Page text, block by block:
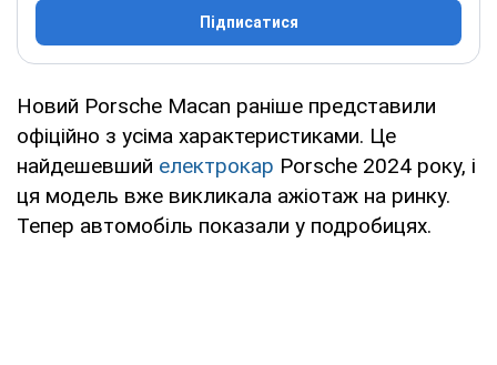
Підписатися
Новий Porsche Macan раніше представили
офіційно з усіма характеристиками. Це
найдешевший електрокар Porsche 2024 року, і
ця модель вже викликала ажіотаж на ринку.
Тепер автомобіль показали у подробицях.